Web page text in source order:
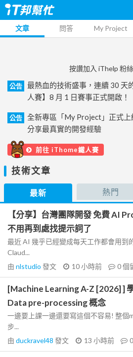
文章 問答 My Project
按讚加入 iThelp 粉
公告
最熱血的技術盛事，連續 30 天
人賽】8 月 1 日賽事正式開啟！
公告
全新專區「My Project」正式上
分享最真實的開發經驗
前往 iThome鐵人賽
技術文章
最新 熱門
【分享】台灣團隊開發 免費 AI
不用再到處找提示詞了
最近 AI 幾乎已經變成每天工作都會用到
Claud...
由 nlstudio 發文 10 小時前 0個
[Machine Learning A-Z [2026] ]
Data pre-processing 概念
一邊要上課一邊還要寫這個不容易! 整個
步...
由 duckravel48 發文 13 小時前 0